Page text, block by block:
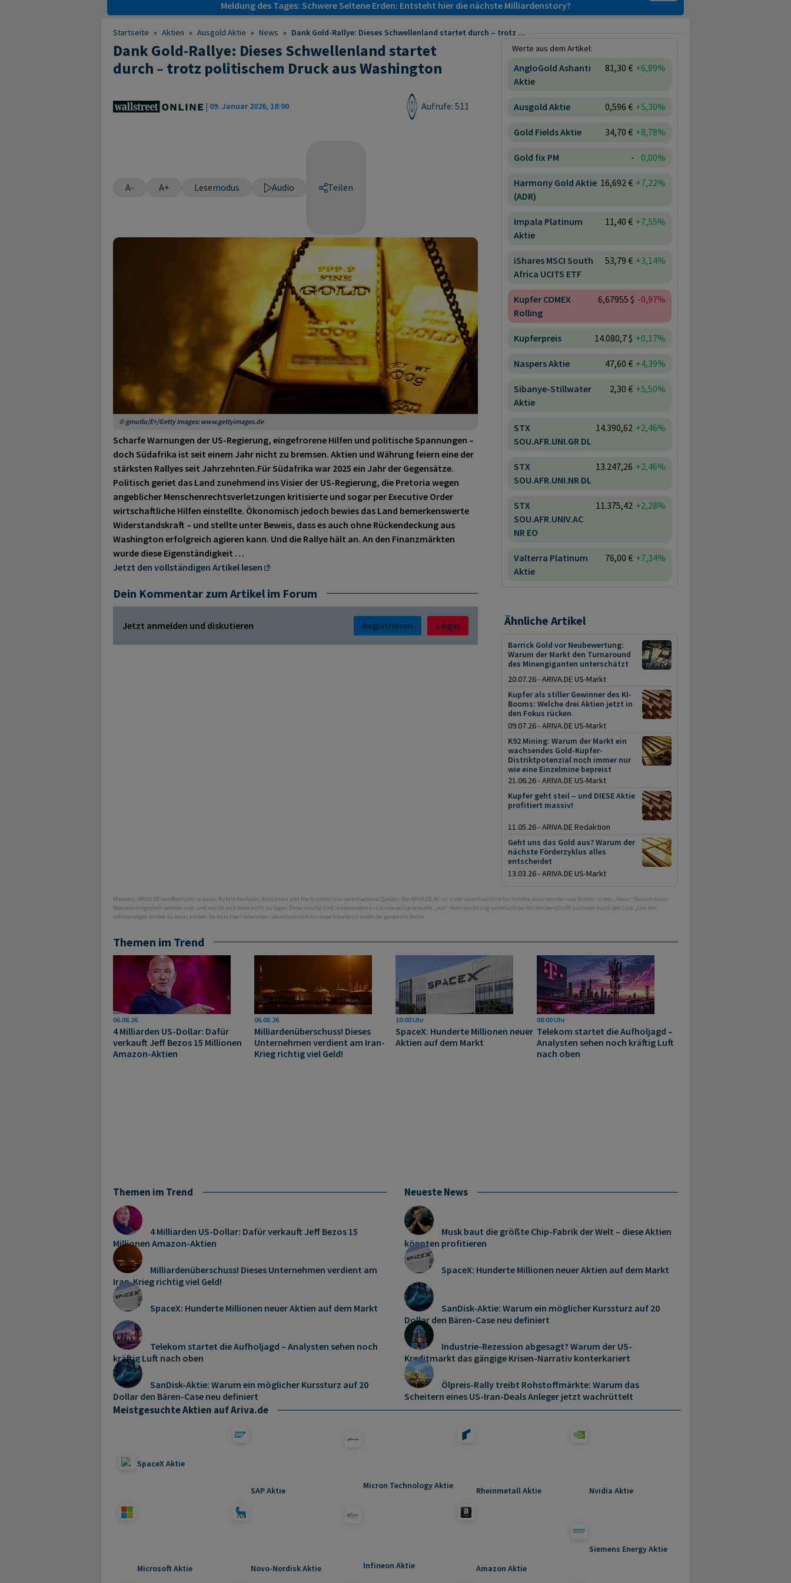
Meldung des Tages: Schwere Seltene Erden: Entsteht hier die nächste Milliardenstory?
Startseite » Aktien » Ausgold Aktie » News » Dank Gold-Rallye: Dieses Schwellenland startet durch – trotz ...
Dank Gold-Rallye: Dieses Schwellenland startet
durch – trotz politischem Druck aus Washington
| 09. Januar 2026, 18:00 Aufrufe: 511
A- A+ Lesemodus Audio Teilen
© gmutlu/E+/Getty Images: www.gettyimages.de
Scharfe Warnungen der US-Regierung, eingefrorene Hilfen und politische Spannungen –
doch Südafrika ist seit einem Jahr nicht zu bremsen. Aktien und Währung feiern eine der
stärksten Rallyes seit Jahrzehnten.Für Südafrika war 2025 ein Jahr der Gegensätze.
Politisch geriet das Land zunehmend ins Visier der US-Regierung, die Pretoria wegen
angeblicher Menschenrechtsverletzungen kritisierte und sogar per Executive Order
wirtschaftliche Hilfen einstellte. Ökonomisch jedoch bewies das Land bemerkenswerte
Widerstandskraft – und stellte unter Beweis, dass es auch ohne Rückendeckung aus
Washington erfolgreich agieren kann. Und die Rallye hält an. An den Finanzmärkten
wurde diese Eigenständigkeit …
Jetzt den vollständigen Artikel lesen
Dein Kommentar zum Artikel im Forum
Jetzt anmelden und diskutieren Registrieren Login
Werte aus dem Artikel:
AngloGold Ashanti
Aktie
81,30 € +6,89%
Ausgold Aktie 0,596 € +5,30%
Gold Fields Aktie 34,70 € +8,78%
Gold fix PM - 0,00%
Harmony Gold Aktie
(ADR)
16,692 € +7,22%
Impala Platinum
Aktie
11,40 € +7,55%
iShares MSCI South
Africa UCITS ETF
53,79 € +3,14%
Kupfer COMEX
Rolling
6,67955 $ -0,97%
Kupferpreis 14.080,7 $ +0,17%
Naspers Aktie 47,60 € +4,39%
Sibanye-Stillwater
Aktie
2,30 € +5,50%
STX
SOU.AFR.UNI.GR DL
14.390,62 +2,46%
STX
SOU.AFR.UNI.NR DL
13.247,26 +2,46%
STX
SOU.AFR.UNIV.AC
NR EO
11.375,42 +2,28%
Valterra Platinum
Aktie
76,00 € +7,34%
Ähnliche Artikel
Barrick Gold vor Neubewertung:
Warum der Markt den Turnaround
des Minengiganten unterschätzt
20.07.26 - ARIVA.DE US-Markt
Kupfer als stiller Gewinner des KI-
Booms: Welche drei Aktien jetzt in
den Fokus rücken
09.07.26 - ARIVA.DE US-Markt
K92 Mining: Warum der Markt ein
wachsendes Gold-Kupfer-
Distriktpotenzial noch immer nur
wie eine Einzelmine bepreist
21.06.26 - ARIVA.DE US-Markt
Kupfer geht steil – und DIESE Aktie
profitiert massiv!
11.05.26 - ARIVA.DE Redaktion
Geht uns das Gold aus? Warum der
nächste Förderzyklus alles
entscheidet
13.03.26 - ARIVA.DE US-Markt
Hinweis: ARIVA.DE veröffentlicht in dieser Rubrik Analysen, Kolumnen und Nachrichten aus verschiedenen Quellen. Die ARIVA.DE AG ist nicht verantwortlich für Inhalte, die erkennbar von Dritten in den „News“-Bereich dieser
Webseite eingestellt worden sind, und macht sich diese nicht zu Eigen. Diese Inhalte sind insbesondere durch eine entsprechende „von“-Kennzeichnung unterhalb der Artikelüberschrift und/oder durch den Link „Um den
vollständigen Artikel zu lesen, klicken Sie bitte hier.“ erkennbar; verantwortlich für diese Inhalte ist allein der genannte Dritte.
Themen im Trend
06.08.26
4 Milliarden US-Dollar: Dafür
verkauft Jeff Bezos 15 Millionen
Amazon-Aktien
06.08.26
Milliardenüberschuss! Dieses
Unternehmen verdient am Iran-
Krieg richtig viel Geld!
10:00 Uhr
SpaceX: Hunderte Millionen neuer
Aktien auf dem Markt
08:00 Uhr
Telekom startet die Aufholjagd –
Analysten sehen noch kräftig Luft
nach oben
Themen im Trend
4 Milliarden US-Dollar: Dafür verkauft Jeff Bezos 15
Millionen Amazon-Aktien
Milliardenüberschuss! Dieses Unternehmen verdient am
Iran-Krieg richtig viel Geld!
SpaceX: Hunderte Millionen neuer Aktien auf dem Markt
Telekom startet die Aufholjagd – Analysten sehen noch
kräftig Luft nach oben
SanDisk-Aktie: Warum ein möglicher Kurssturz auf 20
Dollar den Bären-Case neu definiert
Neueste News
Musk baut die größte Chip-Fabrik der Welt – diese Aktien
könnten profitieren
SpaceX: Hunderte Millionen neuer Aktien auf dem Markt
SanDisk-Aktie: Warum ein möglicher Kurssturz auf 20
Dollar den Bären-Case neu definiert
Industrie-Rezession abgesagt? Warum der US-
Kreditmarkt das gängige Krisen-Narrativ konterkariert
Ölpreis-Rally treibt Rohstoffmärkte: Warum das
Scheitern eines US-Iran-Deals Anleger jetzt wachrüttelt
Meistgesuchte Aktien auf Ariva.de
SpaceX Aktie
SAP Aktie Micron Technology Aktie Rheinmetall Aktie Nvidia Aktie
Microsoft Aktie Novo-Nordisk Aktie Infineon Aktie Amazon Aktie
Siemens Energy Aktie